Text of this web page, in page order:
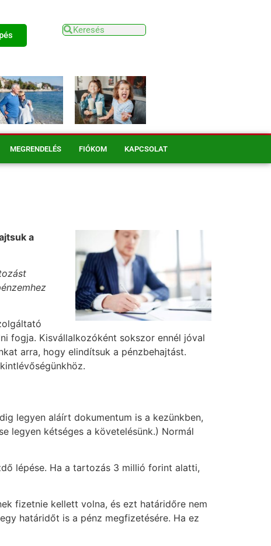
MEGRENDELÉS FIÓKOM KAPCSOLAT
a
fogja. Kisvállalkozóként sokszor ennél jóval
arra, hogy elindítsuk a pénzbehajtást.
legyen aláírt dokumentum is a kezünkben,
legyen kétséges a követelésünk.) Normál
lépése. Ha a tartozás 3 millió forint alatti,
fizetnie kellett volna, és ezt határidőre nem
határidőt is a pénz megfizetésére. Ha ez